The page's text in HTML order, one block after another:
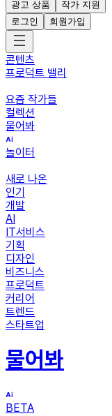
광고 상품
작가 지원
로그인
회원가입
콘텐츠
프로덕트 밸리
요즘 작가들
컬렉션
물어봐
놀이터
새로 나온
인기
개발
AI
IT서비스
기획
디자인
비즈니스
프로덕트
커리어
트렌드
스타트업
물어봐
BETA